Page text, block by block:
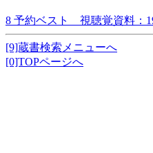
8 予約ベスト 視聴覚資料：
[9]蔵書検索メニューへ
[0]TOPページへ